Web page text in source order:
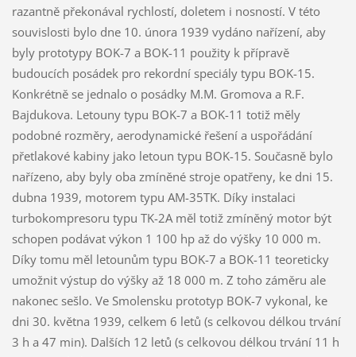
razantně překonával rychlostí, doletem i nosností. V této
souvislosti bylo dne 10. února 1939 vydáno nařízení, aby
byly prototypy BOK-7 a BOK-11 použity k přípravě
budoucích posádek pro rekordní speciály typu BOK-15.
Konkrétně se jednalo o posádky M.M. Gromova a R.F.
Bajdukova. Letouny typu BOK-7 a BOK-11 totiž měly
podobné rozměry, aerodynamické řešení a uspořádání
přetlakové kabiny jako letoun typu BOK-15. Současně bylo
nařízeno, aby byly oba zmíněné stroje opatřeny, ke dni 15.
dubna 1939, motorem typu AM-35TK. Díky instalaci
turbokompresoru typu TK-2A měl totiž zmíněný motor být
schopen podávat výkon 1 100 hp až do výšky 10 000 m.
Díky tomu měl letounům typu BOK-7 a BOK-11 teoreticky
umožnit výstup do výšky až 18 000 m. Z toho záměru ale
nakonec sešlo. Ve Smolensku prototyp BOK-7 vykonal, ke
dni 30. května 1939, celkem 6 letů (s celkovou délkou trvání
3 h a 47 min). Dalších 12 letů (s celkovou délkou trvání 11 h